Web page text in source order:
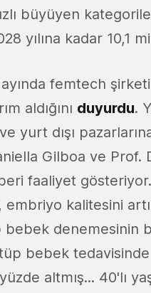
büyüyen
yılına kadar 10,1
femtech
aldığını duyurdu.
yurt dışı
Gilboa ve
faaliyet
embriyo kalitesini
bebek denemesinin
bebek
altmış... 40'lı